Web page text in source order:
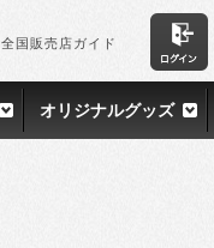
全国販売店ガイド
オリジナルグッズ